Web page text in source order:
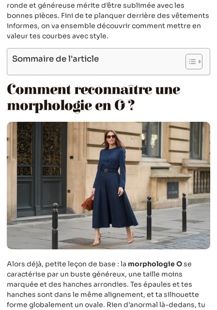
ronde et généreuse mérite d’être sublimée avec les
bonnes pièces. Fini de te planquer derrière des vêtements
informes, on va ensemble découvrir comment mettre en
valeur tes courbes avec style.
Sommaire de l'article
Comment reconnaître une
morphologie en O ?
Alors déjà, petite leçon de base : la morphologie Ose
caractérise par un buste généreux, une taille moins
marquée et des hanches arrondies. Tes épaules et tes
hanches sont dans le même alignement, et ta silhouette
forme globalement un ovale. Rien d’anormal là-dedans, tu